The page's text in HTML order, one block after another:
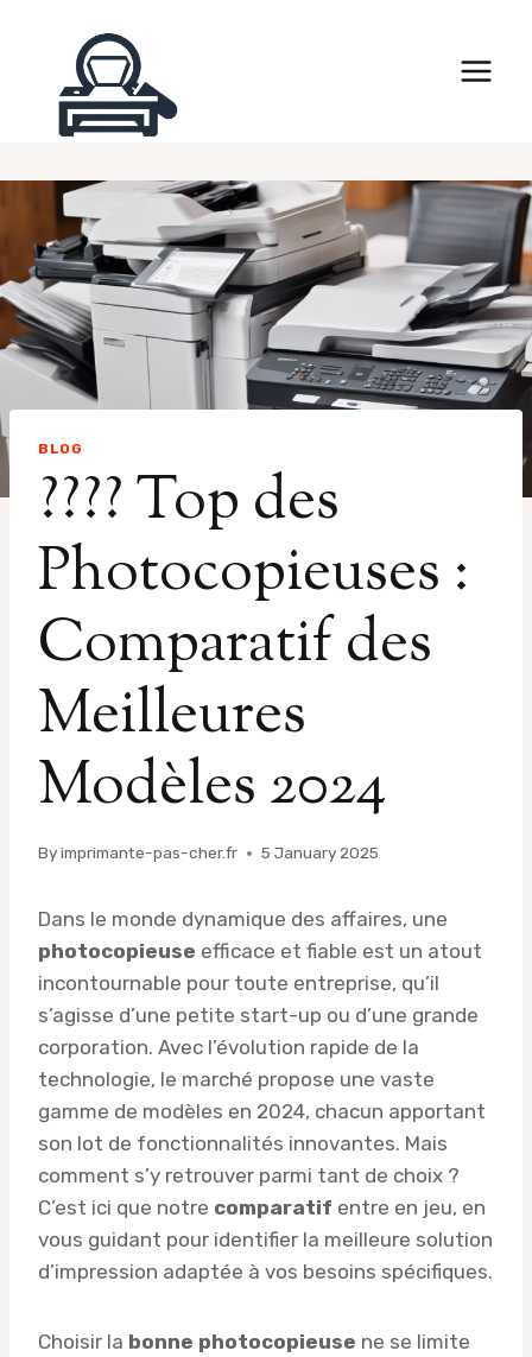
BLOG
???? Top des
Photocopieuses :
Comparatif des
Meilleures
Modèles 2024
Byimprimante-pas-cher.fr 5 January 2025
Dans le monde dynamique des affaires, une
photocopieuse efficace et fiable est un atout
incontournable pour toute entreprise, qu’il
s’agisse d’une petite start-up ou d’une grande
corporation. Avec l’évolution rapide de la
technologie, le marché propose une vaste
gamme de modèles en 2024, chacun apportant
son lot de fonctionnalités innovantes. Mais
comment s’y retrouver parmi tant de choix ?
C’est ici que notre comparatif entre en jeu, en
vous guidant pour identifier la meilleure solution
d’impression adaptée à vos besoins spécifiques.
Choisir la bonne photocopieuse ne se limite